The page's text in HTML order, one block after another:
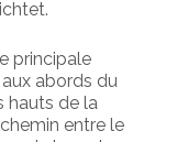
principale
abords du
hauts de la
entre le